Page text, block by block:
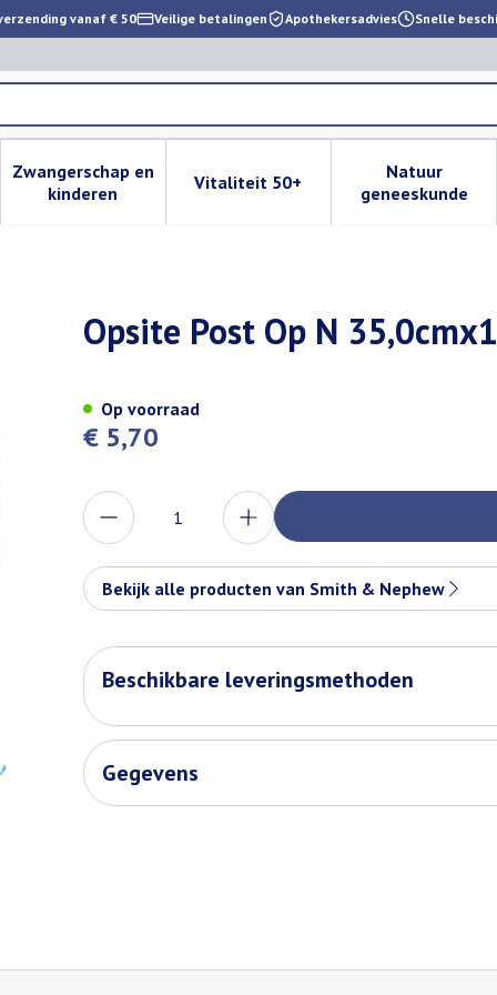
vanaf € 50 Veilige betalingen Apothekersadvies Snelle
verzorging en hygiëne categorie
voor Dieet, voeding en vitamines categorie
Zwangerschap en
kinderenToon submenu voor Zwangerschap en kinderen
Vitaliteit 50+Toon submenu voor Vitaliteit
Natuur
geneeskunde
Toon
1 66000716
Opsite Post Op N
€ 5,70
Aantal
Op voorraad
Bekijk alle producten van Smith & Nephew
Beschikbare leveringsmethoden
Gegevens